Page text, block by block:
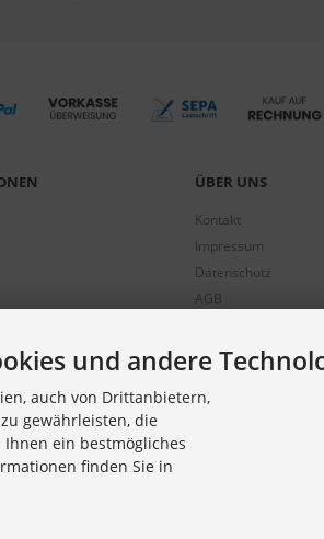
ÜBER UNS
Kontakt
Impressum
Datenschutz
AGB
Cookie Einstellungen
Alle Preise inkl. gesetzl. MwSt. zzgl.
und andere
auch von Drittanbietern,
gewährleisten, die
ein bestmögliches
finden Sie in